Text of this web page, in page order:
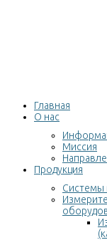
Главная
О нас
Миссия
Продукция
Cистемы